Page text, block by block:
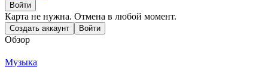
Войти
Карта не нужна. Отмена в любой момент.
Создать аккаунт Войти
Обзор
Музыка